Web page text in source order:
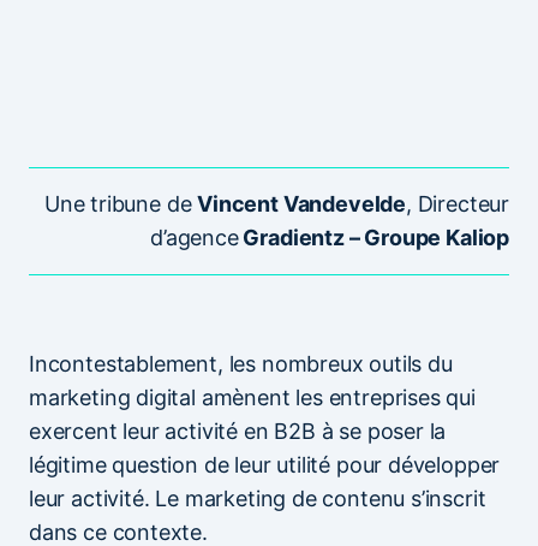
Une tribune deVincent Vandevelde, Directeur
d’agenceGradientz – Groupe Kaliop
Incontestablement, les nombreux outils du
marketing digital amènent les entreprises qui
exercent leur activité en B2B à se poser la
légitime question de leur utilité pour développer
leur activité. Le marketing de contenu s’inscrit
dans ce contexte.